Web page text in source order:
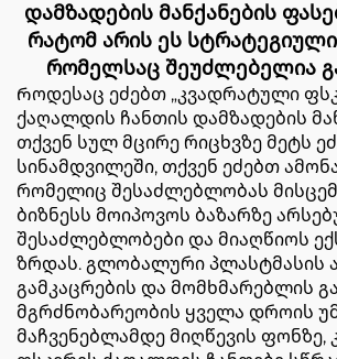
დამზადების მანქანების
რატომ არის ეს სტრატეგიული
რომელსაც შეუძლებელია
Როდესაც ეძებთ „კვადრატული
ქაღალდის ჩანთის დამზადების
თქვენ სულ მცირე რიცხვზე მეტს
სინამდვილეში, თქვენ ეძებთ
რომელიც შესაძლებლობას
ბიზნესს მოიპოვოს ბაზარზე
შესაძლებლობები და მიაღწიოს
ზრდას. გლობალური პლასტმასის
გამკაცრების და მომხმარებლის
მგრძნობარეობის ყველა დროის
მაჩვენებლამდე მიღწევის